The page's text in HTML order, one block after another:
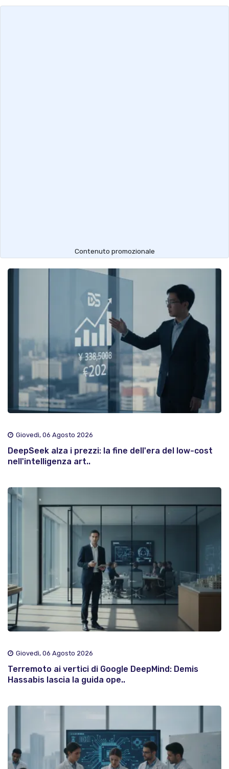
Contenuto promozionale
Giovedì, 06 Agosto 2026
DeepSeek alza i prezzi: la fine dell'era del low-cost
nell'intelligenza art..
Giovedì, 06 Agosto 2026
Terremoto ai vertici di Google DeepMind: Demis
Hassabis lascia la guida ope..